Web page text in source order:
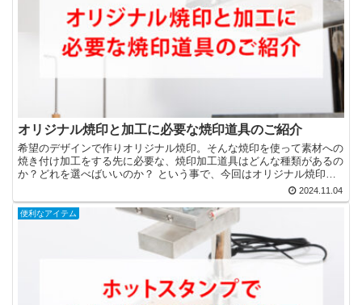
オリジナル焼印と加工に必要な焼印道具のご紹介
希望のデザインで作りオリジナル焼印。そんな焼印を使って素材への
焼き付け加工をする先に必要な、焼印加工道具はどんな種類があるの
か？どれを選べばいいのか？ という事で、今回はオリジナル焼印を
使うための焼印道具などのご紹介をさせていただきます。 ...2024.11.04
便利なアイテム